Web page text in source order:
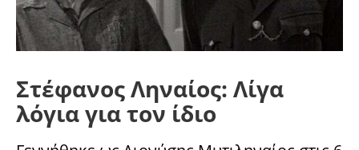
Στέφανος Ληναίος: Λίγα
λόγια για τον ίδιο